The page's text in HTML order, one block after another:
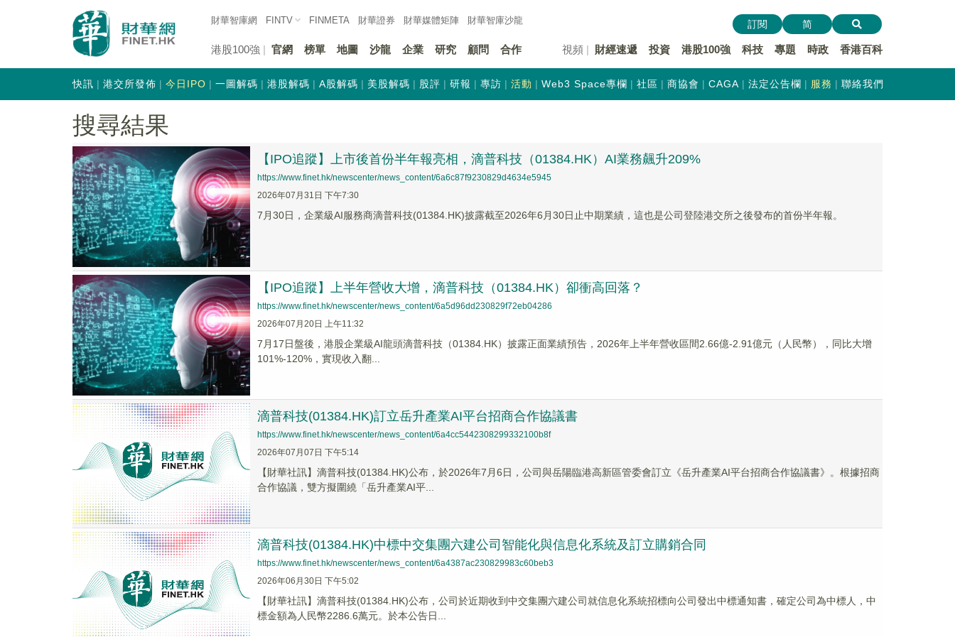
財華智庫網 FINTV FINMETA 財華證券 財華媒體矩陣 財華智庫沙龍
港股100強 官網 榜單 地圖 沙龍 企業 研究 顧問 合作 視頻 財經速遞 投資 港股100強 科技 專題 時政 香港百科
訂閱 简
快訊 港交所發佈 今日IPO 一圖解碼 港股解碼 A股解碼 美股解碼 股評 研報 專訪 活動 Web3 Space專欄 社區 商協會 CAGA 法定公告欄 服務 聯絡我們
搜尋結果
【IPO追蹤】上市後首份半年報亮相，滴普科技（01384.HK）AI業務飆升209%
https://www.finet.hk/newscenter/news_content/6a6c87f9230829d4634e5945
2026年07月31日 下午7:30
7月30日，企業級AI服務商滴普科技(01384.HK)披露截至2026年6月30日止中期業績，這也是公司登陸港交所之後發布的首份半年報。
【IPO追蹤】上半年營收大增，滴普科技（01384.HK）卻衝高回落？
https://www.finet.hk/newscenter/news_content/6a5d96dd230829f72eb04286
2026年07月20日 上午11:32
7月17日盤後，港股企業級AI龍頭滴普科技（01384.HK）披露正面業績預告，2026年上半年營收區間2.66億-2.91億元（人民幣），同比大增
101%-120%，實現收入翻...
滴普科技(01384.HK)訂立岳升產業AI平台招商合作協議書
https://www.finet.hk/newscenter/news_content/6a4cc5442308299332100b8f
2026年07月07日 下午5:14
【財華社訊】滴普科技(01384.HK)公布，於2026年7月6日，公司與岳陽臨港高新區管委會訂立《岳升產業AI平台招商合作協議書》。根據招商
合作協議，雙方擬圍繞「岳升產業AI平...
滴普科技(01384.HK)中標中交集團六建公司智能化與信息化系統及訂立購銷合同
https://www.finet.hk/newscenter/news_content/6a4387ac230829983c60beb3
2026年06月30日 下午5:02
​【財華社訊】滴普科技(01384.HK)公布，公司於近期收到中交集團六建公司就信息化系統招標向公司發出中標通知書，確定公司為中標人，中
標金額為人民幣2286.6萬元。於本公告日...